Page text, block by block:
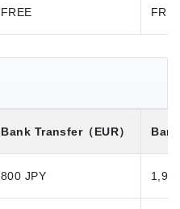
FREE
Bank Transfer（EUR）
800 JPY